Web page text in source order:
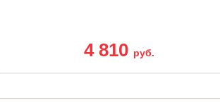
4 810 руб.